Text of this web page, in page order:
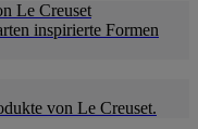
Le Creuset
inspirierte Formen
von Le Creuset.